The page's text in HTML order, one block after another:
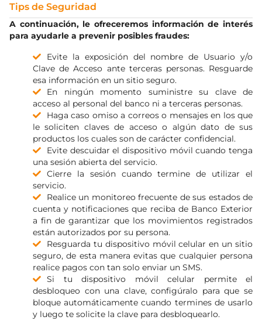
Tips de Seguridad
A continuación, le ofreceremos información de interés
para ayudarle a prevenir posibles fraudes:
Evite la exposición del nombre de Usuario y/o
Clave de Acceso ante terceras personas. Resguarde
esa información en un sitio seguro.
En ningún momento suministre su clave de
acceso al personal del banco ni a terceras personas.
Haga caso omiso a correos o mensajes en los que
le soliciten claves de acceso o algún dato de sus
productos los cuales son de carácter confidencial.
Evite descuidar el dispositivo móvil cuando tenga
una sesión abierta del servicio.
Cierre la sesión cuando termine de utilizar el
servicio.
Realice un monitoreo frecuente de sus estados de
cuenta y notificaciones que reciba de Banco Exterior
a fin de garantizar que los movimientos registrados
están autorizados por su persona.
Resguarda tu dispositivo móvil celular en un sitio
seguro, de esta manera evitas que cualquier persona
realice pagos con tan solo enviar un SMS.
Si tu dispositivo móvil celular permite el
desbloqueo con una clave, configúralo para que se
bloque automáticamente cuando termines de usarlo
y luego te solicite la clave para desbloquearlo.